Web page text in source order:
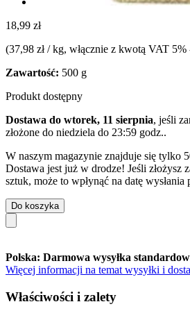
18,99 zł
(37,98 zł / kg, włącznie z kwotą VAT 5%
Zawartość: 500 g
Produkt dostępny
Dostawa do wtorek, 11 sierpnia, jeśli
złożone do niedziela do 23:59 godz..
W naszym magazynie znajduje się tylko
Dostawa jest już w drodze! Jeśli złożysz
sztuk, może to wpłynąć na datę wysłania
Do koszyka
Polska: Darmowa wysyłka
Więcej informacji na temat wysyłki i
Właściwości i zalety